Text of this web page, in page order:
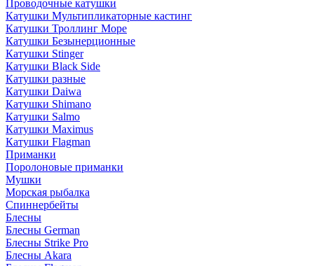
Проводочные катушки
Катушки Мультипликаторные кастинг
Катушки Троллинг Море
Катушки Безынерционные
Катушки Stinger
Катушки Black Side
Катушки разные
Катушки Daiwa
Катушки Shimano
Катушки Salmo
Катушки Maximus
Катушки Flagman
Приманки
Поролоновые приманки
Мушки
Морская рыбалка
Спиннербейты
Блесны
Блесны German
Блесны Strike Pro
Блесны Akara